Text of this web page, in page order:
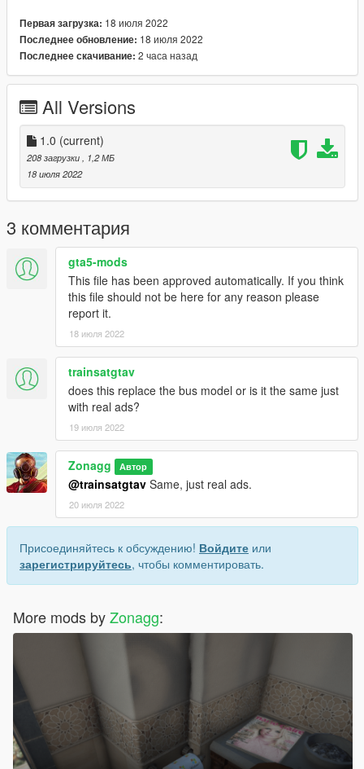
Первая загрузка: 18 июля 2022
Последнее обновление: 18 июля 2022
Последнее скачивание: 2 часа назад
All Versions
1.0 (current)
208 загрузки
, 1,2 МБ
18 июля 2022
3 комментария
gta5-mods
This file has been approved automatically. If you think
this file should not be here for any reason please
report it.
18 июля 2022
trainsatgtav
does this replace the bus model or is it the same just
with real ads?
19 июля 2022
Zonagg Автор
@trainsatgtav Same, just real ads.
20 июля 2022
Присоединяйтесь к обсуждению! Войдите или
зарегистрируйтесь, чтобы комментировать.
More mods byZonagg: